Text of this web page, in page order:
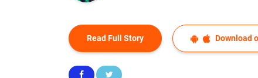
Read Full Story Download